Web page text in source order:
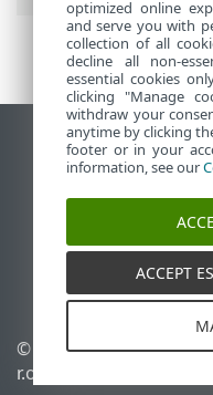
Visa skrivbords-
End of Life
ESET kunskapsbas
ESET Status Portal
Regional support
© 1992 - 2025 ESET,
r.o. – med ensamrätt.
optimized online
and serve you with
collection of all
decline all non-
essential cookies
clicking "Manage
withdraw your
anytime by clicking
footer or in your
information, see our
ACCEPT